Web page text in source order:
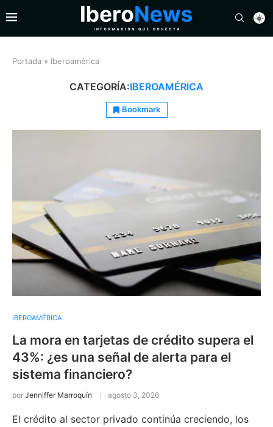
Portada » Iberoamérica
CATEGORÍA:IBEROAMÉRICA
Bookmark
IBEROAMÉRICA
La mora en tarjetas de crédito supera el
43%: ¿es una señal de alerta para el
sistema financiero?
por Jenniffer Marroquín agosto 3, 2026
El crédito al sector privado continúa creciendo, los